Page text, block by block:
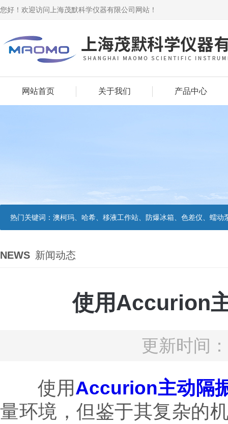
您好！欢迎访问上海茂默科学仪器有限公司网站！
网站首页 关于我们 产品中心
热门关键词： 澳柯玛、哈希、移液工作站、防爆冰箱、色差仪、蠕动
NEWS 新闻动态
使用Accurion
更新时间
使用Accurion主动隔
量环境，但鉴于其复杂的